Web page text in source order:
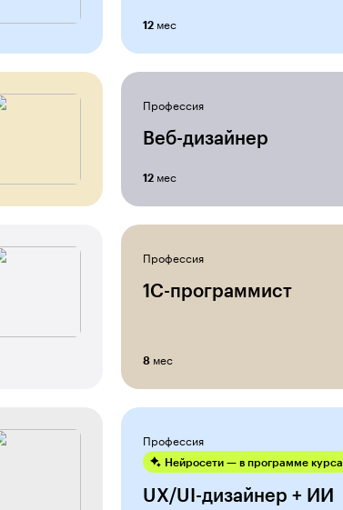
12 мес
Профессия
Веб-дизайнер
12 мес
Профессия
1С-программист
8 мес
Профессия
Нейросети — в программе курса
UX/UI-дизайнер + ИИ